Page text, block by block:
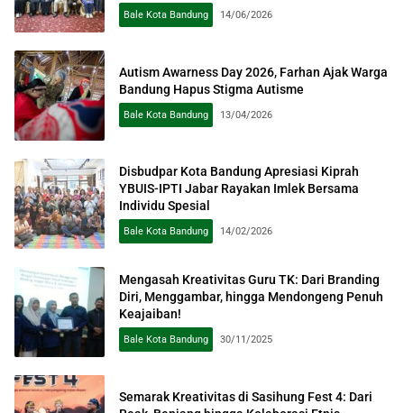
Bale Kota Bandung 14/06/2026
Autism Awarness Day 2026, Farhan Ajak Warga
Bandung Hapus Stigma Autisme
Bale Kota Bandung 13/04/2026
Disbudpar Kota Bandung Apresiasi Kiprah
YBUIS-IPTI Jabar Rayakan Imlek Bersama
Individu Spesial
Bale Kota Bandung 14/02/2026
Mengasah Kreativitas Guru TK: Dari Branding
Diri, Menggambar, hingga Mendongeng Penuh
Keajaiban!
Bale Kota Bandung 30/11/2025
Semarak Kreativitas di Sasihung Fest 4: Dari